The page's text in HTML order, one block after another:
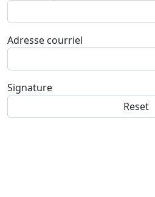
Adresse courriel
Signature